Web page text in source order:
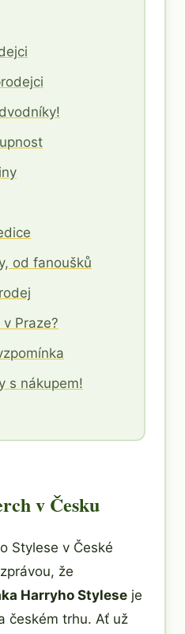
od fanoušků
Praze?
s nákupem!
v Česku
Stylese v České
že
Harryho Stylese je
českém trhu. Ať už